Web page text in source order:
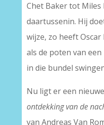
Chet Baker tot Miles
daartussenin. Hij
wijze, zo heeft
als de poten van een
in die bundel
Nu ligt er een
ontdekking van de
van Andreas Van